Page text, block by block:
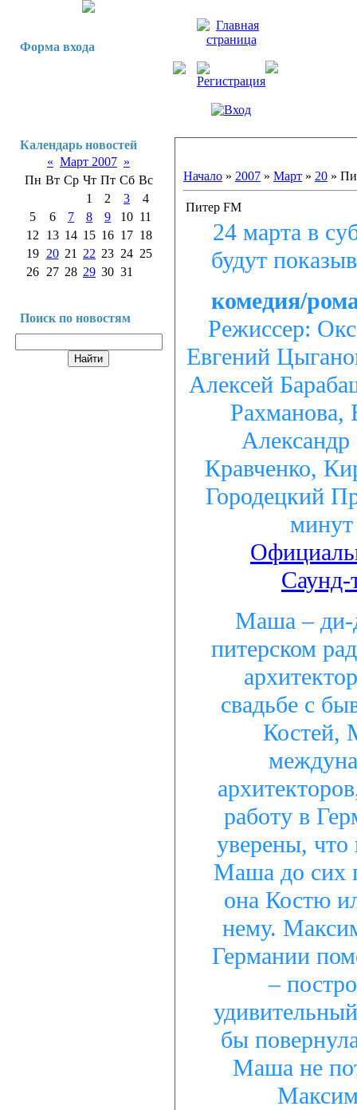
Форма входа
Календарь новостей
« Март 2007 »
Пн Вт Ср Чт Пт Сб Вс
1
2 3
4
5
6 7 8 9 10 11
12
13 14 15 16 17 18
19 20 21 22 23 24 25
26 27 28 29 30 31
Поиск по новостям
Начало » 2007 » Март » 20 »
Питер FM
24 марта в
будут
комедия/
Режиссер:
Евгений
Алексей
Кравченко,
Городецкий
минут
Маша – ди-
питерском
свадьбе с
Костей,
работу в
уверены,
Маша до сих
она Костю
нему.
Германии
–
бы
Маша не